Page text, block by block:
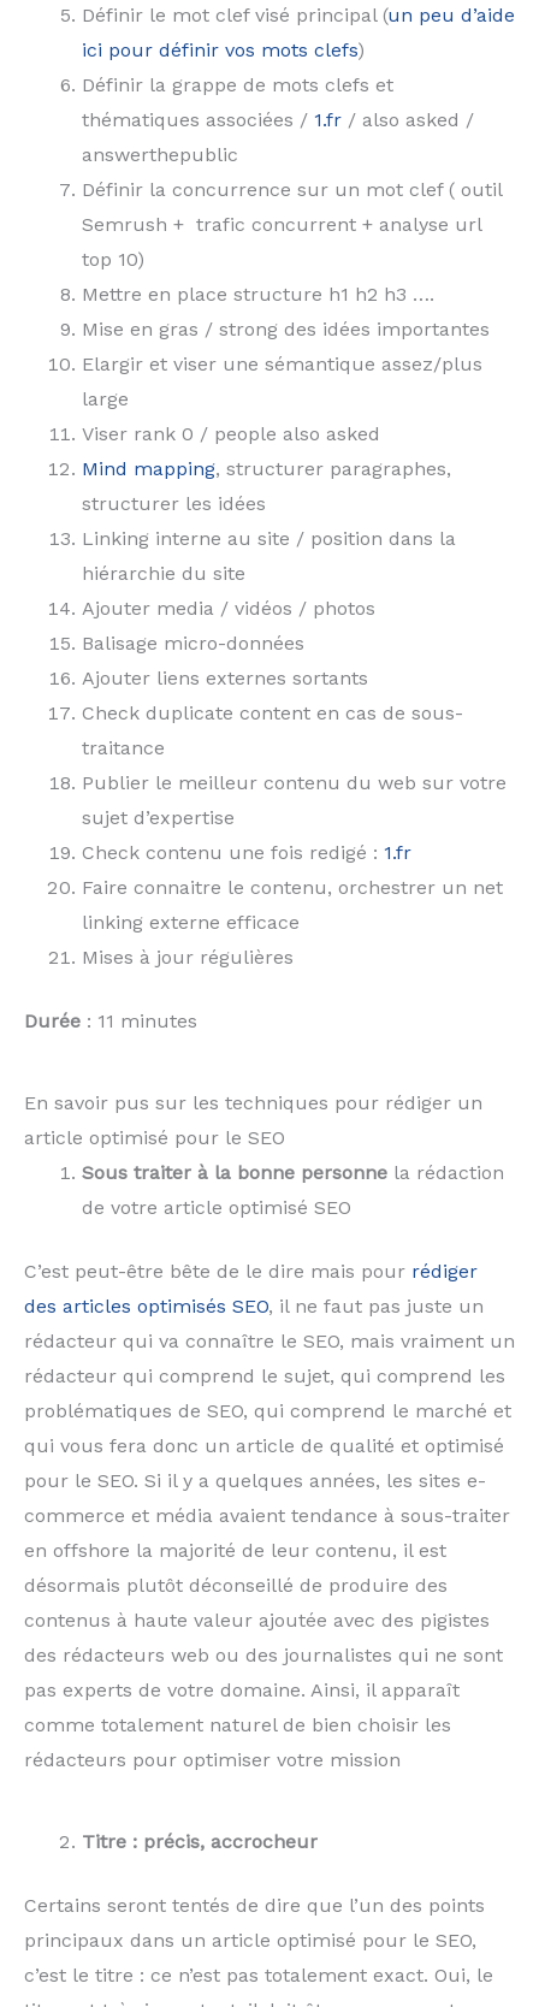
Définir le mot clef visé principal (un peu d’aide
ici pour définir vos mots clefs)
Définir la grappe de mots clefs et
thématiques associées / 1.fr / also asked /
answerthepublic
Définir la concurrence sur un mot clef ( outil
Semrush + trafic concurrent + analyse url
top 10)
Mettre en place structure h1 h2 h3 ….
Mise en gras / strong des idées importantes
Elargir et viser une sémantique assez/plus
large
Viser rank 0 / people also asked
Mind mapping, structurer paragraphes,
structurer les idées
Linking interne au site / position dans la
hiérarchie du site
Ajouter media / vidéos / photos
Balisage micro-données
Ajouter liens externes sortants
Check duplicate content en cas de sous-
traitance
Publier le meilleur contenu du web sur votre
sujet d’expertise
Check contenu une fois redigé : 1.fr
Faire connaitre le contenu, orchestrer un net
linking externe efficace
Mises à jour régulières
Durée : 11 minutes
En savoir pus sur les techniques pour rédiger un
article optimisé pour le SEO
Sous traiter à la bonne personne la rédaction
de votre article optimisé SEO
C’est peut-être bête de le dire mais pour rédiger
des articles optimisés SEO, il ne faut pas juste un
rédacteur qui va connaître le SEO, mais vraiment un
rédacteur qui comprend le sujet, qui comprend les
problématiques de SEO, qui comprend le marché et
qui vous fera donc un article de qualité et optimisé
pour le SEO. Si il y a quelques années, les sites e-
commerce et média avaient tendance à sous-traiter
en offshore la majorité de leur contenu, il est
désormais plutôt déconseillé de produire des
contenus à haute valeur ajoutée avec des pigistes
des rédacteurs web ou des journalistes qui ne sont
pas experts de votre domaine. Ainsi, il apparaît
comme totalement naturel de bien choisir les
rédacteurs pour optimiser votre mission
Titre : précis, accrocheur
Certains seront tentés de dire que l’un des points
principaux dans un article optimisé pour le SEO,
c’est le titre : ce n’est pas totalement exact. Oui, le